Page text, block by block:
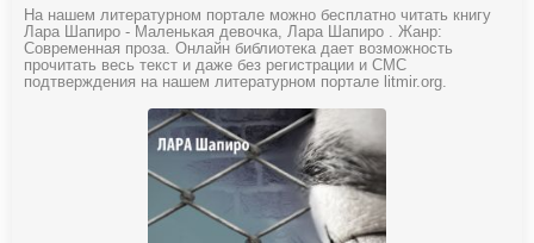
На нашем литературном портале можно бесплатно читать книгу
Лара Шапиро - Маленькая девочка, Лара Шапиро . Жанр:
Современная проза. Онлайн библиотека дает возможность
прочитать весь текст и даже без регистрации и СМС
подтверждения на нашем литературном портале litmir.org.